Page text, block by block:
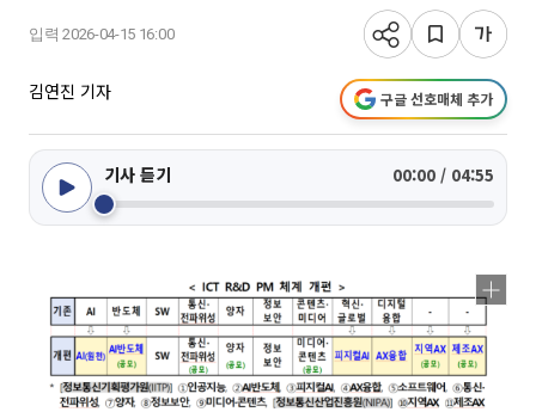
입력 2026-04-15 16:00
김연진 기자 구글 선호매체 추가
기사 듣기 00:00 / 04:55